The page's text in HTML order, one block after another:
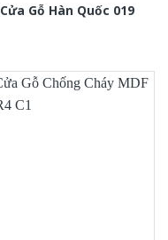
Cửa Gỗ Hàn Quốc 019